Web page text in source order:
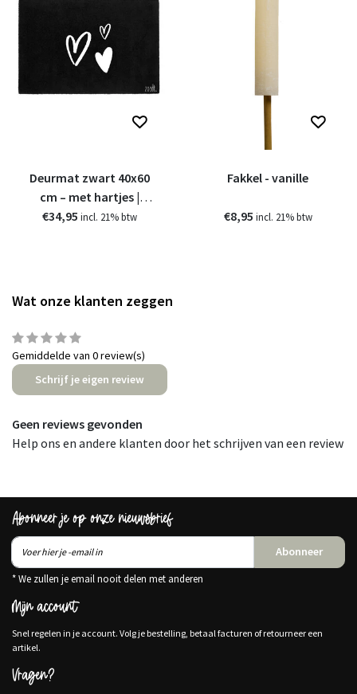
Deurmat zwart 40x60
cm – met hartjes |
Zoedt
€34,95 incl. 21% btw
Fakkel - vanille
€8,95 incl. 21% btw
Wat onze klanten zeggen
Gemiddelde van 0 review(s)
Schrijf je eigen review
Geen reviews gevonden
Help ons en andere klanten door het schrijven van een review
Abonneer je op onze nieuwsbrief
Abonneer
* We zullen je email nooit delen met anderen
Mijn account
Snel regelen in je account. Volg je bestelling, betaal facturen of retourneer een
artikel.
Vragen?